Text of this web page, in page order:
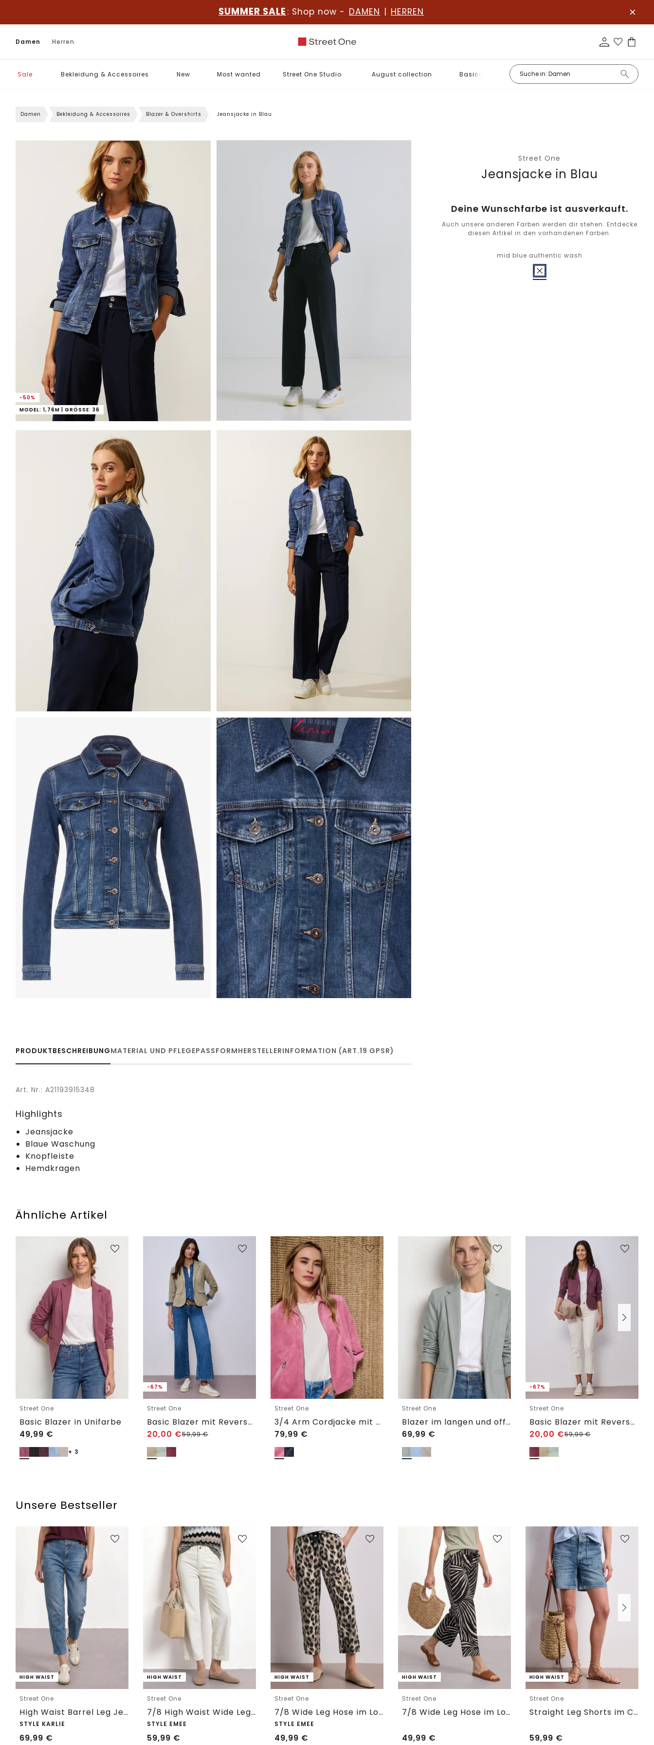
SUMMER SALE : Shop now - DAMEN | HERREN
Damen Herren
Sale Bekleidung & Accessoires New Most wanted Street One Studio August collection Basics
Damen Bekleidung & Accessoires Blazer & Overshirts Jeansjacke in Blau
-50%
MODEL: 1,76M | GRÖSSE: 36
Street One
Jeansjacke in Blau
Deine Wunschfarbe ist ausverkauft.
Auch unsere anderen Farben werden dir stehen. Entdecke
diesen Artikel in den vorhandenen Farben.
mid blue authentic wash
PRODUKTBESCHREIBUNGMATERIAL UND PFLEGEPASSFORMHERSTELLERINFORMATION (ART.19 GPSR)
Art. Nr.: A21193915348
Highlights
Jeansjacke
Blaue Waschung
Knopfleiste
Hemdkragen
Ähnliche Artikel
Street One
Basic Blazer in Unifarbe
49,99 €
+ 3
-67%
Street One
Basic Blazer mit Reverskragen
20,00 €59,99€
Street One
3/4 Arm Cordjacke mit Hemdkragen
79,99 €
Street One
Blazer im langen und offenen Schnitt
69,99 €
-67%
Street One
Basic Blazer mit Reverskragen
20,00 €59,99€
Unsere Bestseller
HIGH WAIST
Street One
High Waist Barrel Leg Jeans im Loose Fit
STYLE KARLIE
69,99 €
HIGH WAIST
Street One
7/8 High Waist Wide Leg Jeans im Loose Fit
STYLE EMEE
59,99 €
HIGH WAIST
Street One
7/8 Wide Leg Hose im Loose Fit mit Print
STYLE EMEE
49,99 €
HIGH WAIST
Street One
7/8 Wide Leg Hose im Loose Fit
49,99 €
HIGH WAIST
Street One
Straight Leg Shorts im Casual Fit
59,99 €